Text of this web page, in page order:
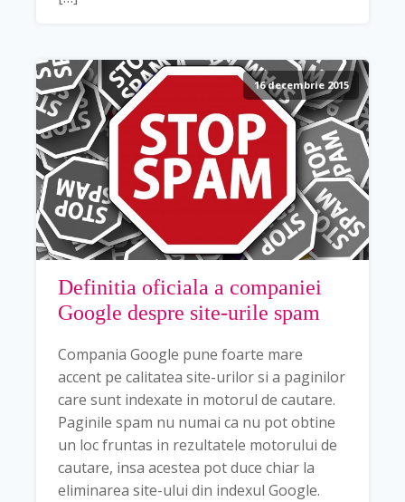
16 decembrie 2015
Definitia oficiala a companiei
Google despre site-urile spam
Compania Google pune foarte mare
accent pe calitatea site-urilor si a paginilor
care sunt indexate in motorul de cautare.
Paginile spam nu numai ca nu pot obtine
un loc fruntas in rezultatele motorului de
cautare, insa acestea pot duce chiar la
eliminarea site-ului din indexul Google.